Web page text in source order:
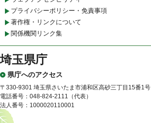
プライバシーポリシー・免責事項
著作権・リンクについて
関係機関リンク集
埼玉県庁
県庁へのアクセス
〒330-9301 埼玉県さいたま市浦和区高砂三丁目15番1号
電話番号：048-824-2111（代表）
法人番号：1000020110001